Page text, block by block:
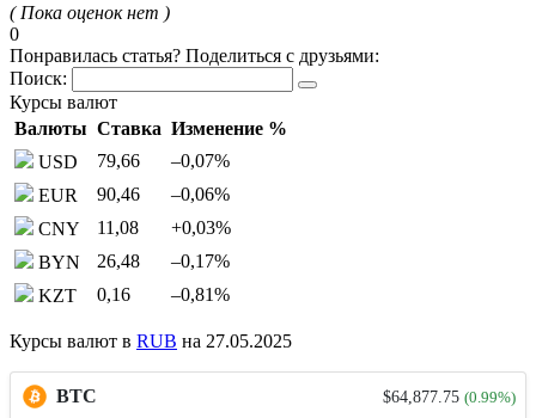
( Пока оценок нет )
0
Понравилась статья? Поделиться с друзьями:
Поиск:
Курсы валют
Валюты Ставка Изменение %
USD
79,66 –0,07%
EUR
90,46 –0,06%
CNY
11,08 +0,03%
BYN
26,48 –0,17%
KZT
0,16 –0,81%
Курсы валют в RUB на 27.05.2025
BTC $64,877.75 (0.99%)